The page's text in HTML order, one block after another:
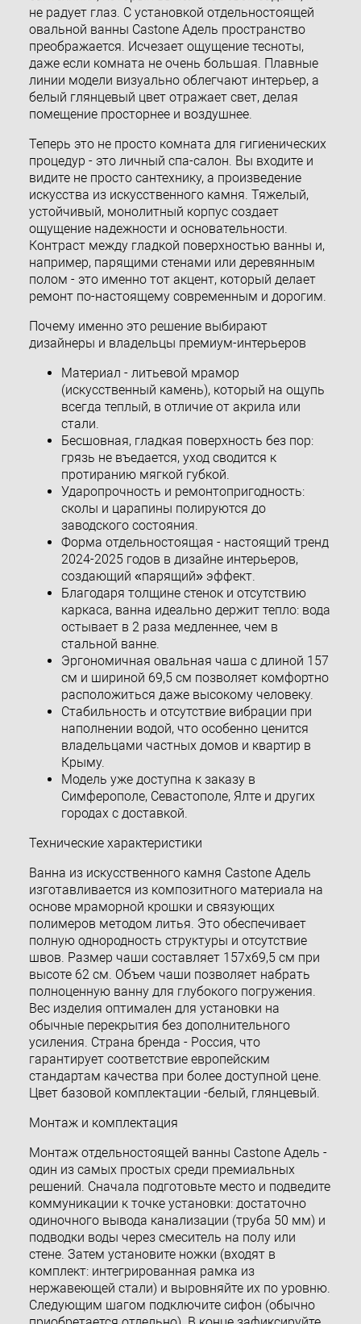
не радует глаз. С установкой отдельностоящей
овальной ванны Castone Адель пространство
преображается. Исчезает ощущение тесноты,
даже если комната не очень большая. Плавные
линии модели визуально облегчают интерьер, а
белый глянцевый цвет отражает свет, делая
помещение просторнее и воздушнее.
Теперь это не просто комната для гигиенических
процедур - это личный спа-салон. Вы входите и
видите не просто сантехнику, а произведение
искусства из искусственного камня. Тяжелый,
устойчивый, монолитный корпус создает
ощущение надежности и основательности.
Контраст между гладкой поверхностью ванны и,
например, парящими стенами или деревянным
полом - это именно тот акцент, который делает
ремонт по-настоящему современным и дорогим.
Почему именно это решение выбирают
дизайнеры и владельцы премиум-интерьеров
Материал - литьевой мрамор
(искусственный камень), который на ощупь
всегда теплый, в отличие от акрила или
стали.
Бесшовная, гладкая поверхность без пор:
грязь не въедается, уход сводится к
протиранию мягкой губкой.
Ударопрочность и ремонтопригодность:
сколы и царапины полируются до
заводского состояния.
Форма отдельностоящая - настоящий тренд
2024-2025 годов в дизайне интерьеров,
создающий «парящий» эффект.
Благодаря толщине стенок и отсутствию
каркаса, ванна идеально держит тепло: вода
остывает в 2 раза медленнее, чем в
стальной ванне.
Эргономичная овальная чаша с длиной 157
см и шириной 69,5 см позволяет комфортно
расположиться даже высокому человеку.
Стабильность и отсутствие вибрации при
наполнении водой, что особенно ценится
владельцами частных домов и квартир в
Крыму.
Модель уже доступна к заказу в
Симферополе, Севастополе, Ялте и других
городах с доставкой.
Технические характеристики
Ванна из искусственного камня Castone Адель
изготавливается из композитного материала на
основе мраморной крошки и связующих
полимеров методом литья. Это обеспечивает
полную однородность структуры и отсутствие
швов. Размер чаши составляет 157х69,5 см при
высоте 62 см. Объем чаши позволяет набрать
полноценную ванну для глубокого погружения.
Вес изделия оптимален для установки на
обычные перекрытия без дополнительного
усиления. Страна бренда - Россия, что
гарантирует соответствие европейским
стандартам качества при более доступной цене.
Цвет базовой комплектации -белый, глянцевый.
Монтаж и комплектация
Монтаж отдельностоящей ванны Castone Адель -
один из самых простых среди премиальных
решений. Сначала подготовьте место и подведите
коммуникации к точке установки: достаточно
одиночного вывода канализации (труба 50 мм) и
подводки воды через смеситель на полу или
стене. Затем установите ножки (входят в
комплект: интегрированная рамка из
нержавеющей стали) и выровняйте их по уровню.
Следующим шагом подключите сифон (обычно